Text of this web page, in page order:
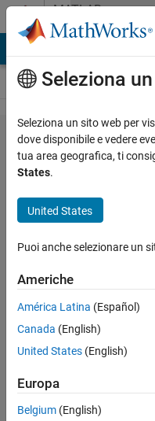
Vai al contenutoMATLAB
Answers
getting
data
from a
in
fread()
Hassan
2011
1
Risposta
Seleziona
Seleziona un sito web per
dove disponibile e vedere
tua area geografica, ti
States.
United States
Puoi anche selezionare un
Americhe
América Latina (Español)
Canada (English)
United States (English)
Europa
Belgium (English)